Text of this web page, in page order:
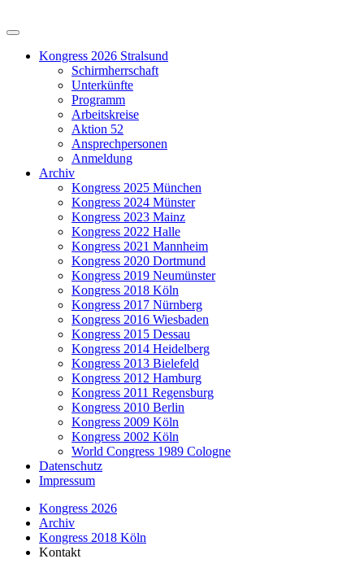
Kongress 2026 Stralsund
Schirmherrschaft
Unterkünfte
Programm
Arbeitskreise
Aktion 52
Ansprechpersonen
Anmeldung
Archiv
Kongress 2025 München
Kongress 2024 Münster
Kongress 2023 Mainz
Kongress 2022 Halle
Kongress 2021 Mannheim
Kongress 2020 Dortmund
Kongress 2019 Neumünster
Kongress 2018 Köln
Kongress 2017 Nürnberg
Kongress 2016 Wiesbaden
Kongress 2015 Dessau
Kongress 2014 Heidelberg
Kongress 2013 Bielefeld
Kongress 2012 Hamburg
Kongress 2011 Regensburg
Kongress 2010 Berlin
Kongress 2009 Köln
Kongress 2002 Köln
World Congress 1989 Cologne
Datenschutz
Impressum
Kongress 2026
Archiv
Kongress 2018 Köln
Kontakt